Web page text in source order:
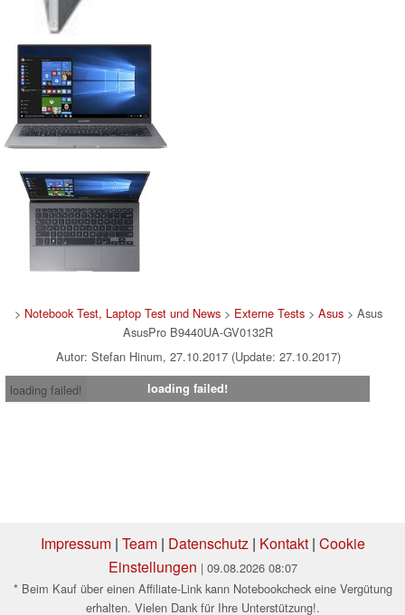
> Notebook Test, Laptop Test und News> Externe Tests> Asus> Asus
AsusPro B9440UA-GV0132R
Autor: Stefan Hinum, 27.10.2017 (Update: 27.10.2017)
loading failed!
loading failed!
Impressum| Team| Datenschutz| Kontakt| Cookie
Einstellungen | 09.08.2026 08:07
* Beim Kauf über einen Affiliate-Link kann Notebookcheck eine Vergütung
erhalten. Vielen Dank für Ihre Unterstützung!.